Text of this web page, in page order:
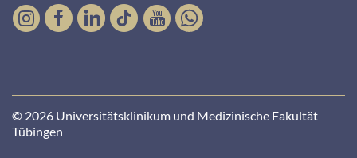
© 2026 Universitätsklinikum und Medizinische Fakultät
Tübingen